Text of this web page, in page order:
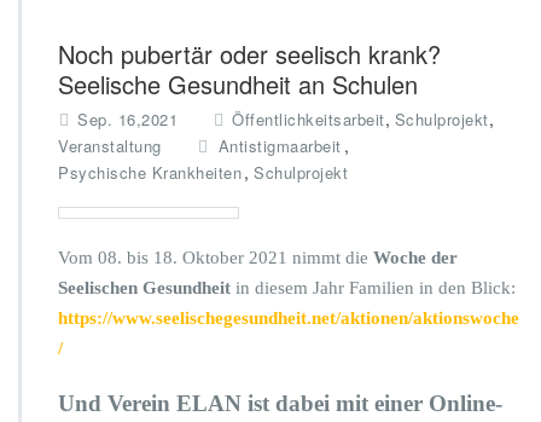
Noch pubertär oder seelisch krank?
Seelische Gesundheit an Schulen
Sep. 16,2021 Öffentlichkeitsarbeit, Schulprojekt,
Veranstaltung Antistigmaarbeit ,
Psychische Krankheiten, Schulprojekt
Vom 08. bis 18. Oktober 2021 nimmt die Woche der
Seelischen Gesundheit in diesem Jahr Familien in den Blick:
https://www.seelischegesundheit.net/aktionen/aktionswoche
/
Und Verein ELAN ist dabei mit einer Online-